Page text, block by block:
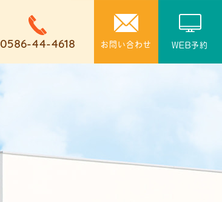
0586-44-4618 お問い合わせ WEB予約